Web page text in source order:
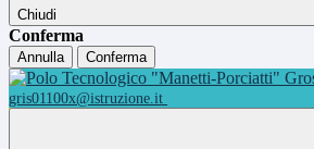
Chiudi
Conferma
Annulla Conferma
gris01100x@istruzione.it